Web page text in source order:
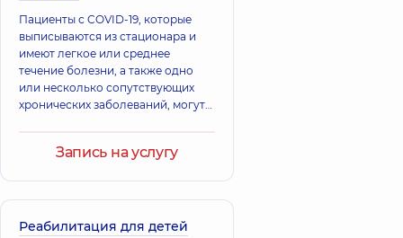
Пациенты с COVID-19, которые
выписываются из стационара и
имеют легкое или среднее
течение болезни, а также одно
или несколько сопутствующих
хронических заболеваний, могут
персонала медицинской сети
Запись на услугу
Реабилитация для детей